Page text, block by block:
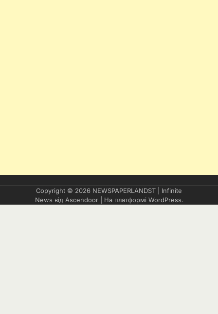
Copyright © 2026 NEWSPAPERLANDST | Infinite
News від Ascendoor| На платформі WordPress.